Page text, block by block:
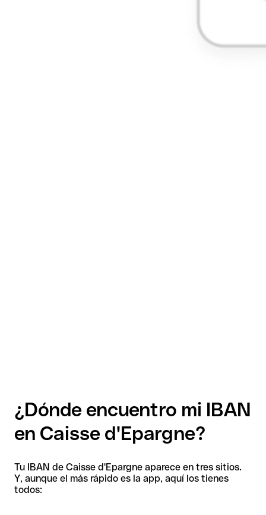
¿Dónde encuentro mi IBAN
en Caisse d'Epargne?
Tu IBAN de Caisse d'Epargne aparece en tres sitios.
Y, aunque el más rápido es la app, aquí los tienes
todos: